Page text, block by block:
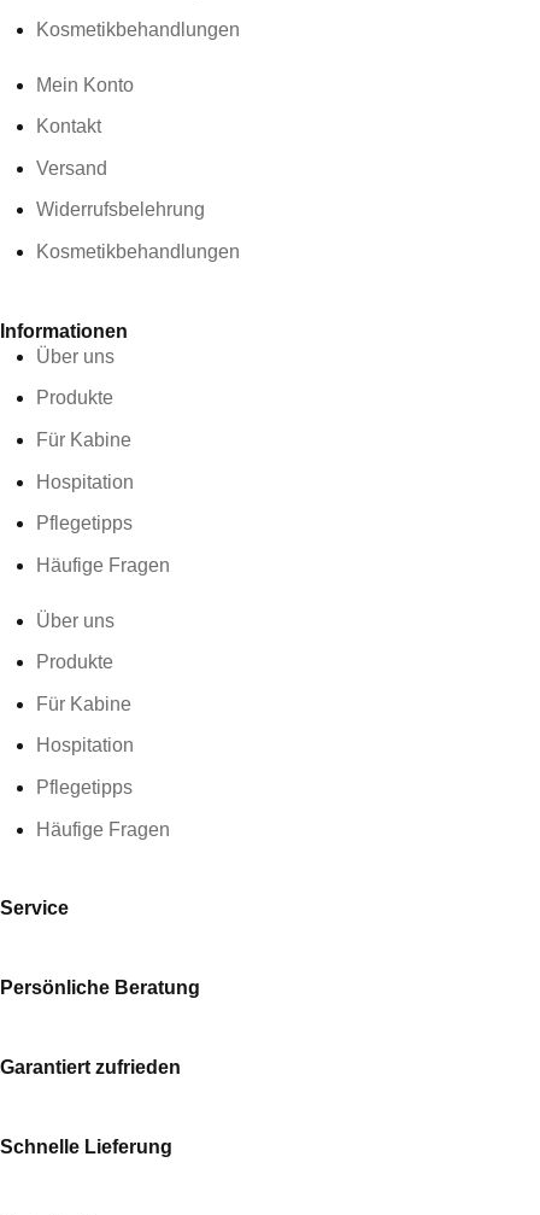
Kosmetikbehandlungen
Mein Konto
Kontakt
Versand
Widerrufsbelehrung
Kosmetikbehandlungen
Informationen
Über uns
Produkte
Für Kabine
Hospitation
Pflegetipps
Häufige Fragen
Über uns
Produkte
Für Kabine
Hospitation
Pflegetipps
Häufige Fragen
Service
Persönliche Beratung
Garantiert zufrieden
Schnelle Lieferung